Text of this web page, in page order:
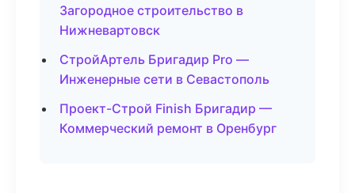
Загородное строительство в
Нижневартовск
СтройАртель Бригадир Pro —
Инженерные сети в Севастополь
Проект-Строй Finish Бригадир —
Коммерческий ремонт в Оренбург